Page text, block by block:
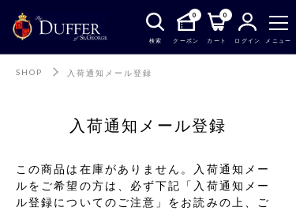
検索
0
クーポン
0
カート ログイン メニュー
SHOP 入荷通知メール登録
入荷通知メール登録
この商品は在庫がありません。入荷通知メー
ルをご希望の方は、必ず下記「入荷通知メー
ル登録についてのご注意」をお読みの上、ご